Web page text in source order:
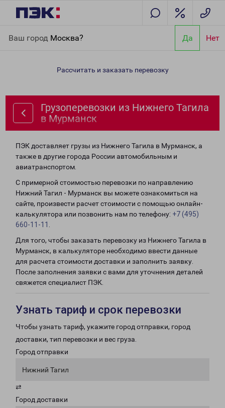
Ваш город Москва? Да Нет
Мурманск
Рассчитать и заказать перевозку
Грузоперевозки из Нижнего Тагила
в Мурманск
ПЭК доставляет грузы из Нижнего Тагила в Мурманск, а
также в другие города России автомобильным и
авиатранспортом.
С примерной стоимостью перевозки по направлению
Нижний Тагил - Мурманск вы можете ознакомиться на
сайте, произвести расчет стоимости с помощью онлайн-
калькулятора или позвонить нам по телефону: +7 (495)
660-11-11
Для того, чтобы заказать перевозку из Нижнего Тагила в
Мурманск, в калькуляторе необходимо ввести данные
для расчета стоимости доставки и заполнить заявку.
После заполнения заявки с вами для уточнения деталей
свяжется специалист ПЭК.
Узнать тариф и срок перевозки
Чтобы узнать тариф, укажите город отправки, город
доставки, тип перевозки и вес груза.
Город отправки
Нижний Тагил
⇄
Город доставки